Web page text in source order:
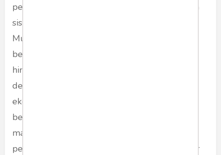
peningkatan produksi, tetapi juga membangun
sistem pangan yang tangguh dari hulu ke hilir.
Mulai dari pembukaan lahan baru, dukungan
benih unggul, jaminan ketersediaan pupuk,
hingga distribusi yang efisien melalui koperasi
desa, semuanya dirancang untuk menciptakan
ekosistem pangan yang berdaya saing dan
berkelanjutan. Dengan keterlibatan aktif
masyarakat desa serta dukungan teknologi
pertanian modern, Indonesia berada pada jalur